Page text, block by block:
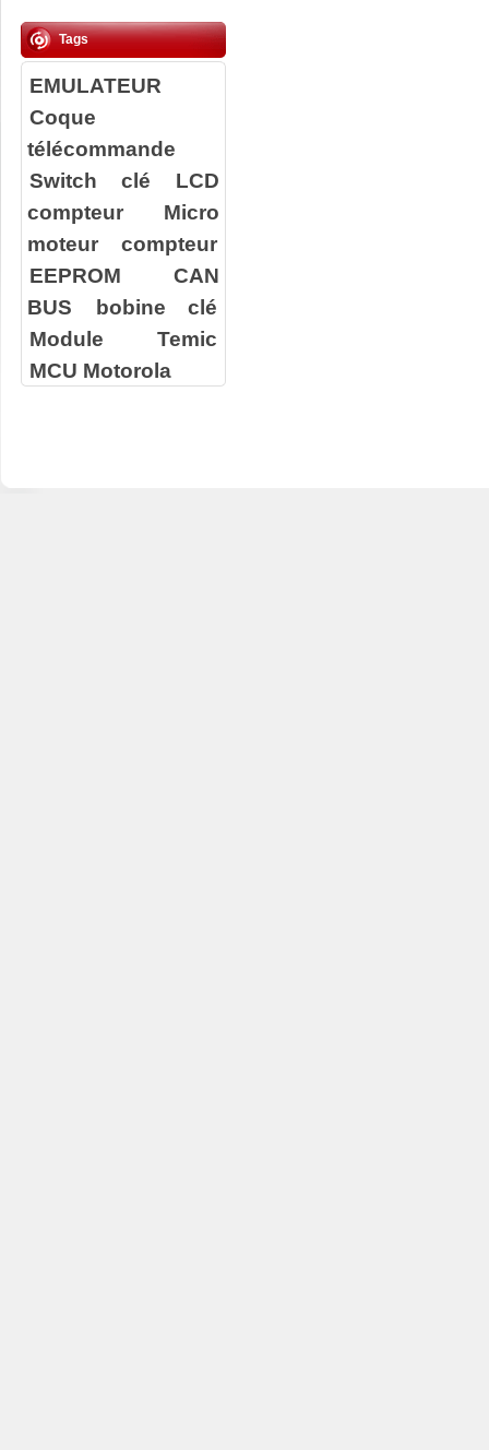
Tags
EMULATEUR
Coque
télécommande
Switch clé
LCD
compteur
Micro
moteur compteur
EEPROM
CAN
BUS
bobine clé
Module Temic
MCU Motorola